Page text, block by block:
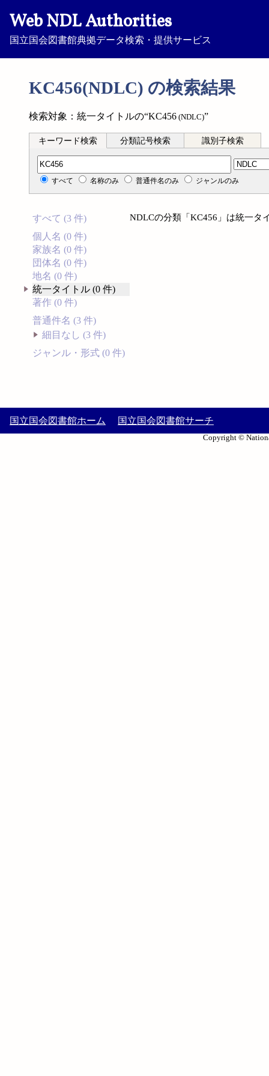
Web NDL Authorities
国立国会図書館典拠データ検索・提供サービス
KC456(NDLC) の検索結果
検索対象：統一タイトルの“KC456 (NDLC)”
キーワード検索 分類記号検索 識別子検索
分類記号検索
すべて 名称のみ 普通件名のみ ジャンルのみ
すべて (3 件)
個人名 (0 件)
家族名 (0 件)
団体名 (0 件)
地名 (0 件)
統一タイトル (0 件)
著作 (0 件)
普通件名 (3 件)
細目なし (3 件)
ジャンル・形式 (0 件)
NDLCの分類「KC456」は統一タ
国立国会図書館ホーム 国立国会図書館サーチ
Copyright ©